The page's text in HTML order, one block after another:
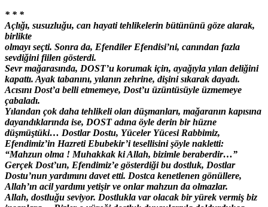
* * *
Açlığı, susuzluğu, can hayati tehlikelerin bütününü göze alarak,
birlikte
olmayı seçti. Sonra da, Efendiler Efendisi’ni, canından fazla
sevdiğini fiilen gösterdi.
Sevr mağarasında, DOST’u korumak için, ayağıyla yılan deliğini
kapattı. Ayak tabanını, yılanın zehrine, dişini sıkarak dayadı.
Acısını Dost’a belli etmemeye, Dost’u üzüntüsüyle üzmemeye
çabaladı.
Yılandan çok daha tehlikeli olan düşmanları, mağaranın kapısına
dayandıklarında ise, DOST adına öyle derin bir hüzne
düşmüştüki… Dostlar Dostu, Yüceler Yücesi Rabbimiz,
Efendimiz’in Hazreti Ebubekir’i tesellisini şöyle nakletti:
“Mahzun olma ! Muhakkak ki Allah, bizimle beraberdir…”
Gerçek Dost’un, Efendimiz’e gösterdiği bu dostluk, Dostlar
Dostu’nun yardımını davet etti. Dostca kenetlenen gönüllere,
Allah’ın acil yardımı yetişir ve onlar mahzun da olmazlar.
Allah, dostluğu seviyor. Dostlukla var olacak bir yürek vermiş biz